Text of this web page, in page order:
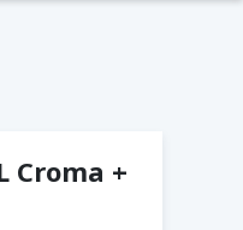
Croma +